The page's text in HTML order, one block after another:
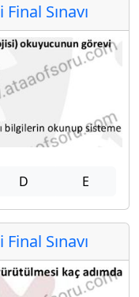
Sınavı
D E
Sınavı